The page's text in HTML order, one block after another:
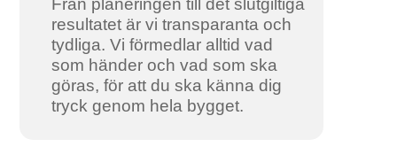
Från planeringen till det slutgiltiga
resultatet är vi transparanta och
tydliga. Vi förmedlar alltid vad
som händer och vad som ska
göras, för att du ska känna dig
tryck genom hela bygget.